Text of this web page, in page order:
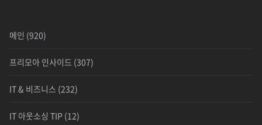
메인 (920)
프리모아 인사이드 (307)
IT & 비즈니스 (232)
IT 아웃소싱 TIP (12)